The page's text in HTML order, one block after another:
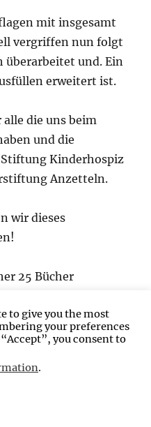
mit insgesamt
vergriffen nun folgt
überarbeitet und. Ein
erweitert ist.
die uns beim
und die
Kinderhospiz
Anzetteln.
wir dieses
25 Bücher
am Neckar.
finden
wir sind in
gegangen.
to give you the most
your preferences
you consent to
.